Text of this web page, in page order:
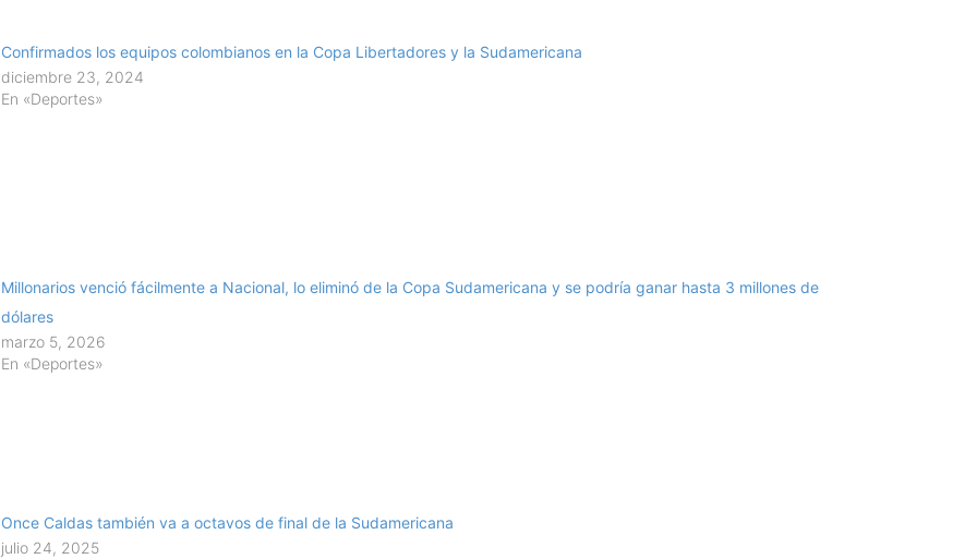
Confirmados los equipos colombianos en la Copa Libertadores y la Sudamericana
diciembre 23, 2024
En «Deportes»
Millonarios venció fácilmente a Nacional, lo eliminó de la Copa Sudamericana y se podría ganar hasta 3 millones de
dólares
marzo 5, 2026
En «Deportes»
Once Caldas también va a octavos de final de la Sudamericana
julio 24, 2025